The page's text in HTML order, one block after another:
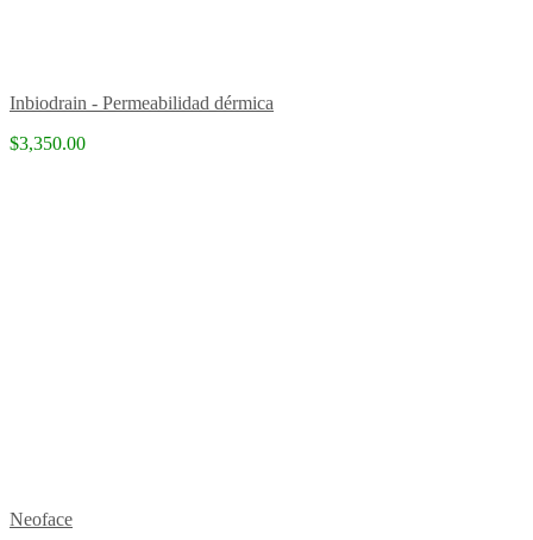
Inbiodrain - Permeabilidad dérmica
$3,350.00
Neoface